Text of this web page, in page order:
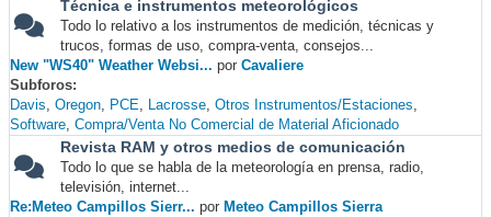
Técnica e instrumentos meteorológicos
Todo lo relativo a los instrumentos de medición, técnicas y
trucos, formas de uso, compra-venta, consejos...
New "WS40" Weather Websi... por Cavaliere
Subforos
Davis Oregon PCE Lacrosse Otros Instrumentos/Estaciones
Software Compra/Venta No Comercial de Material Aficionado
Revista RAM y otros medios de comunicación
Todo lo que se habla de la meteorología en prensa, radio,
televisión, internet...
Re:Meteo Campillos Sierr... por Meteo Campillos Sierra